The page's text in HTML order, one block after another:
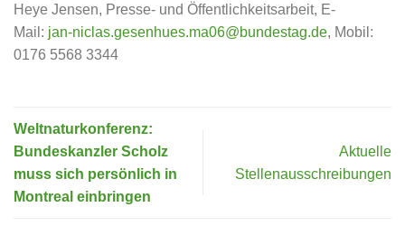
Heye Jensen, Presse- und Öffentlichkeitsarbeit, E-
Mail: jan-niclas.gesenhues.ma06@bundestag.de, Mobil:
0176 5568 3344
Weltnaturkonferenz:
Bundeskanzler Scholz
muss sich persönlich in
Montreal einbringen
Aktuelle
Stellenausschreibungen